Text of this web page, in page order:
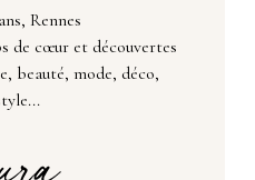
Rennes
de cœur et découvertes
beauté, mode, déco,